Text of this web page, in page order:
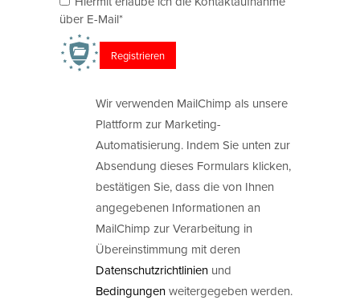
über E-Mail*
Wir verwenden MailChimp als unsere
Plattform zur Marketing-
Automatisierung. Indem Sie unten zur
Absendung dieses Formulars klicken,
bestätigen Sie, dass die von Ihnen
angegebenen Informationen an
MailChimp zur Verarbeitung in
Übereinstimmung mit deren
Datenschutzrichtlinien und
Bedingungenweitergegeben werden.